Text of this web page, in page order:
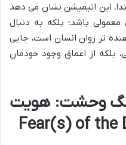
این انیمیشن نشان می دهد
باشد؛ بلکه به دنبال
تر روان انسان است، جایی
بلکه از اعماق وجود خودمان
وحشت: هویت